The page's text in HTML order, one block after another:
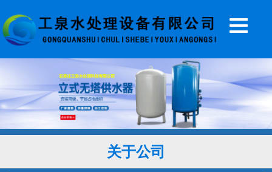
关于公司
20T无塔供水器
...
5T无塔供水设备